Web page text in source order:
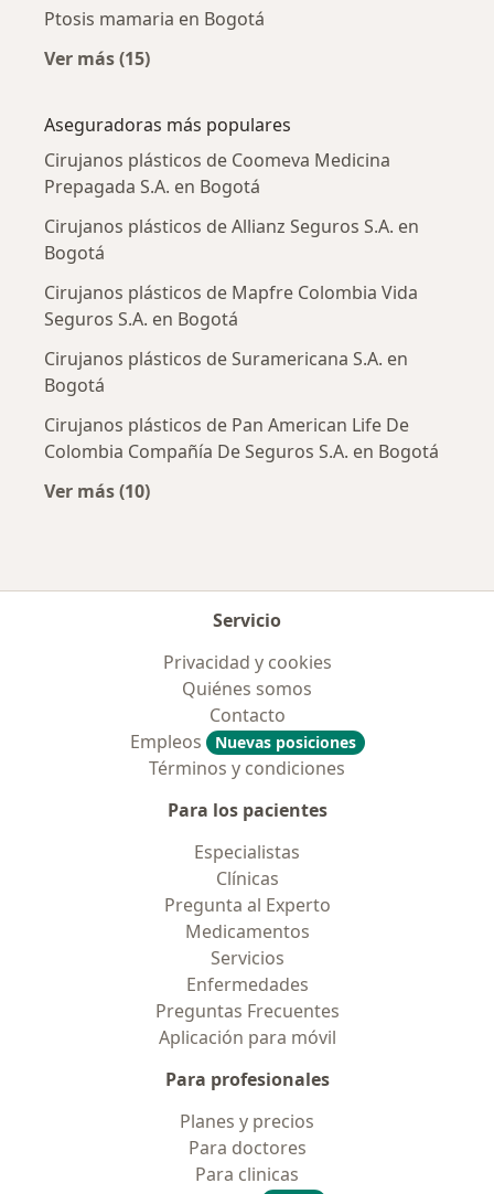
Ptosis mamaria en Bogotá
Ver más (15)
Aseguradoras más populares
Cirujanos plásticos de Coomeva Medicina
Prepagada S.A. en Bogotá
Cirujanos plásticos de Allianz Seguros S.A. en
Bogotá
Cirujanos plásticos de Mapfre Colombia Vida
Seguros S.A. en Bogotá
Cirujanos plásticos de Suramericana S.A. en
Bogotá
Cirujanos plásticos de Pan American Life De
Colombia Compañía De Seguros S.A. en Bogotá
Ver más (10)
Servicio
Privacidad y cookies
Quiénes somos
Contacto
Empleos
Nuevas posiciones
Términos y condiciones
Para los pacientes
Especialistas
Clínicas
Pregunta al Experto
Medicamentos
Servicios
Enfermedades
Preguntas Frecuentes
Aplicación para móvil
Para profesionales
Planes y precios
Para doctores
Para clinicas